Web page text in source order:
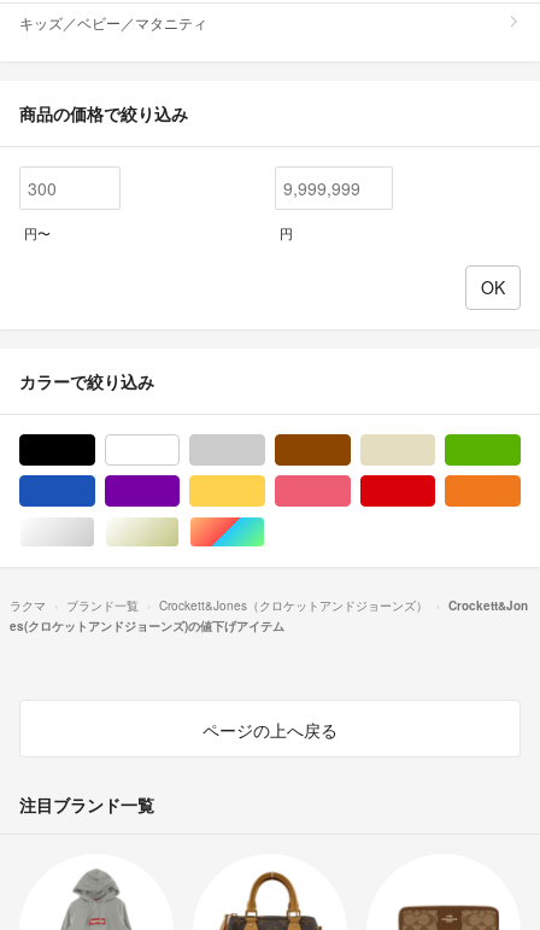
キッズ／ベビー／マタニティ
商品の価格で絞り込み
円〜 円
カラーで絞り込み
シルバー/銀色系ゴールド/金色系マルチカラー
ラクマ ブランド一覧 Crockett&Jones（クロケットアンドジョーンズ）
Crockett&Jon
es(クロケットアンドジョーンズ)の値下げアイテム
ページの上へ戻る
注目ブランド一覧